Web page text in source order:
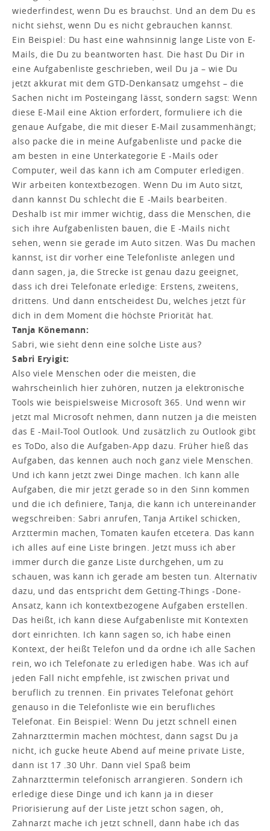
wiederfindest, wenn Du es brauchst. Und an dem Du es
nicht siehst, wenn Du es nicht gebrauchen kannst.
Ein Beispiel: Du hast eine wahnsinnig lange Liste von E-
Mails, die Du zu beantworten hast. Die hast Du Dir in
eine Aufgabenliste geschrieben, weil Du ja – wie Du
jetzt akkurat mit dem GTD-Denkansatz umgehst – die
Sachen nicht im Posteingang lässt, sondern sagst: Wenn
diese E-Mail eine Aktion erfordert, formuliere ich die
genaue Aufgabe, die mit dieser E-Mail zusammenhängt;
also packe die in meine Aufgabenliste und packe die
am besten in eine Unterkategorie E -Mails oder
Computer, weil das kann ich am Computer erledigen.
Wir arbeiten kontextbezogen. Wenn Du im Auto sitzt,
dann kannst Du schlecht die E -Mails bearbeiten.
Deshalb ist mir immer wichtig, dass die Menschen, die
sich ihre Aufgabenlisten bauen, die E -Mails nicht
sehen, wenn sie gerade im Auto sitzen. Was Du machen
kannst, ist dir vorher eine Telefonliste anlegen und
dann sagen, ja, die Strecke ist genau dazu geeignet,
dass ich drei Telefonate erledige: Erstens, zweitens,
drittens. Und dann entscheidest Du, welches jetzt für
dich in dem Moment die höchste Priorität hat.
Tanja Könemann:
Sabri, wie sieht denn eine solche Liste aus?
Sabri Eryigit:
Also viele Menschen oder die meisten, die
wahrscheinlich hier zuhören, nutzen ja elektronische
Tools wie beispielsweise Microsoft 365. Und wenn wir
jetzt mal Microsoft nehmen, dann nutzen ja die meisten
das E -Mail-Tool Outlook. Und zusätzlich zu Outlook gibt
es ToDo, also die Aufgaben-App dazu. Früher hieß das
Aufgaben, das kennen auch noch ganz viele Menschen.
Und ich kann jetzt zwei Dinge machen. Ich kann alle
Aufgaben, die mir jetzt gerade so in den Sinn kommen
und die ich definiere, Tanja, die kann ich untereinander
wegschreiben: Sabri anrufen, Tanja Artikel schicken,
Arzttermin machen, Tomaten kaufen etcetera. Das kann
ich alles auf eine Liste bringen. Jetzt muss ich aber
immer durch die ganze Liste durchgehen, um zu
schauen, was kann ich gerade am besten tun. Alternativ
dazu, und das entspricht dem Getting-Things -Done-
Ansatz, kann ich kontextbezogene Aufgaben erstellen.
Das heißt, ich kann diese Aufgabenliste mit Kontexten
dort einrichten. Ich kann sagen so, ich habe einen
Kontext, der heißt Telefon und da ordne ich alle Sachen
rein, wo ich Telefonate zu erledigen habe. Was ich auf
jeden Fall nicht empfehle, ist zwischen privat und
beruflich zu trennen. Ein privates Telefonat gehört
genauso in die Telefonliste wie ein berufliches
Telefonat. Ein Beispiel: Wenn Du jetzt schnell einen
Zahnarzttermin machen möchtest, dann sagst Du ja
nicht, ich gucke heute Abend auf meine private Liste,
dann ist 17 .30 Uhr. Dann viel Spaß beim
Zahnarzttermin telefonisch arrangieren. Sondern ich
erledige diese Dinge und ich kann ja in dieser
Priorisierung auf der Liste jetzt schon sagen, oh,
Zahnarzt mache ich jetzt schnell, dann habe ich das